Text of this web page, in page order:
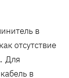
в
отсутствие
Для
в